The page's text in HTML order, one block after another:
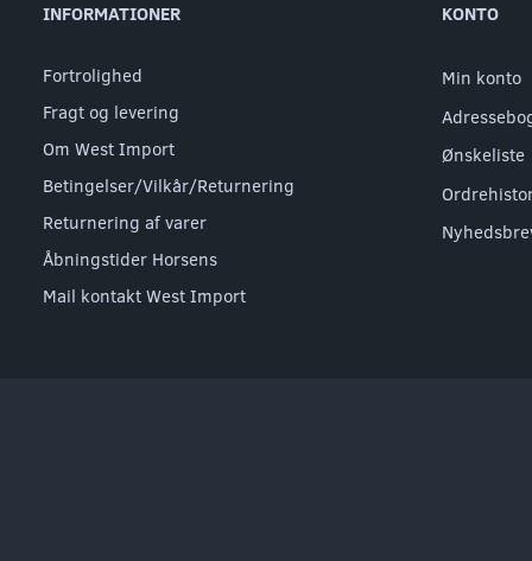
INFORMATIONER
Fortrolighed
Fragt og levering
Om West Import
Betingelser/Vilkår/Returnering
Returnering af varer
Åbningstider Horsens
Mail kontakt West Import
KONTO
Min konto
Ønskeliste